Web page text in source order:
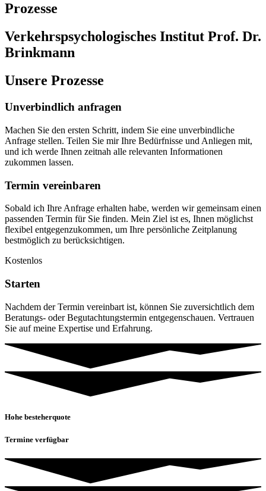
Prozesse
Verkehrspsychologisches Institut Prof. Dr.
Brinkmann
Unsere Prozesse
Unverbindlich anfragen
Machen Sie den ersten Schritt, indem Sie eine unverbindliche
Anfrage stellen. Teilen Sie mir Ihre Bedürfnisse und Anliegen mit,
und ich werde Ihnen zeitnah alle relevanten Informationen
zukommen lassen.
Termin vereinbaren
Sobald ich Ihre Anfrage erhalten habe, werden wir gemeinsam einen
passenden Termin für Sie finden. Mein Ziel ist es, Ihnen möglichst
flexibel entgegenzukommen, um Ihre persönliche Zeitplanung
bestmöglich zu berücksichtigen.
Kostenlos
Starten
Nachdem der Termin vereinbart ist, können Sie zuversichtlich dem
Beratungs- oder Begutachtungstermin entgegenschauen. Vertrauen
Sie auf meine Expertise und Erfahrung.
Hohe besteherquote
Termine verfügbar